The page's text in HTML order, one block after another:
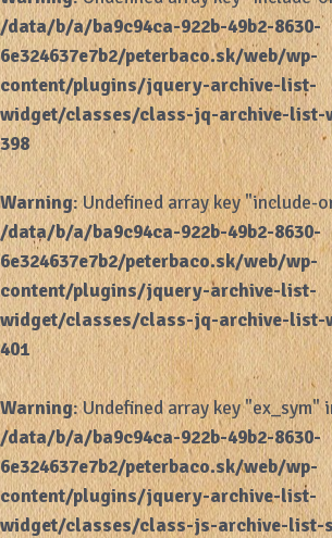
/data/b/a/ba9c94ca-922b-49b2-8630-
6e324637e7b2/peterbaco.sk/web/wp-
content/plugins/jquery-archive-list-
widget/classes/class-jq-archive-list-
398
Warning: Undefined array key "include-
/data/b/a/ba9c94ca-922b-49b2-8630-
6e324637e7b2/peterbaco.sk/web/wp-
content/plugins/jquery-archive-list-
widget/classes/class-jq-archive-list-
401
Warning: Undefined array key "ex_sym"
/data/b/a/ba9c94ca-922b-49b2-8630-
6e324637e7b2/peterbaco.sk/web/wp-
content/plugins/jquery-archive-list-
widget/classes/class-js-archive-list-